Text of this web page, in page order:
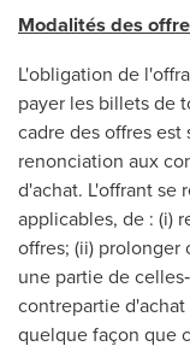
Modalités des
L'obligation de
payer les billets de
cadre des offres est
renonciation aux
d'achat. L'offrant se
applicables, de : (i)
offres; (ii) prolonger
une partie de
contrepartie
quelque façon que